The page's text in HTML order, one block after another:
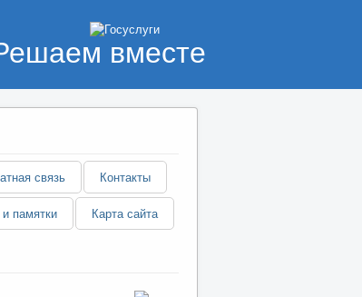
вместе
связь Контакты
памятки Карта сайта